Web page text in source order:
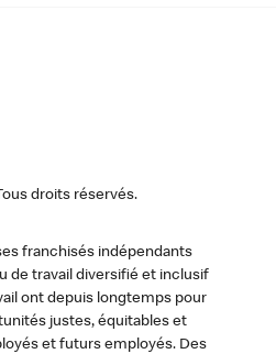
droits réservés.
franchisés indépendants
de travail diversifié et inclusif
ont depuis longtemps pour
justes, équitables et
et futurs employés. Des